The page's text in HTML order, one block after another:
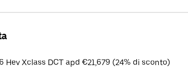
Hev Xclass DCT apd €21,679 (24% di sconto)